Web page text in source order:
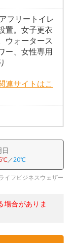
フリートイレ
置。女子更衣
ウォータース
ー、女性専用
連サイトはこ
日
／20℃
イフビジネスウェザー
場合がありま